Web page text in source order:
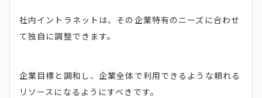
社内イントラネットは、その企業特有のニーズに合わせ
て独自に調整できます。
企業目標と調和し、企業全体で利用できるような頼れる
リソースになるようにすべきです。